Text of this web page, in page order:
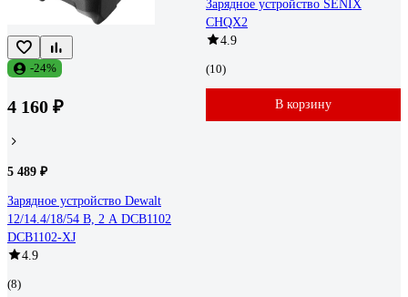
-24%
4 160 ₽
5 489 ₽
Зарядное устройство Dewalt
12/14.4/18/54 В, 2 А DCB1102
DCB1102-XJ
4.9
(8)
Зарядное устройство SENIX
CHQX2
4.9
(10)
В корзину